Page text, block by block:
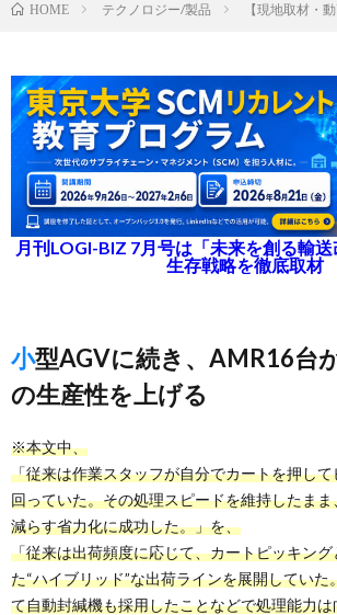
HOME テクノロジー/製品 【現地取材・
月刊LOGI-BIZ 7月号は「未来を創る輸
生存戦略を徹底取材
小型AGVに続き、AMR16台がピッキング
の生産性を上げる
※本文中、
「従来は作業スタッフが自分でカートを押し
回っていた。その処理スピードを維持したま
減らす省力化に成功した。」を、
「従来は出荷頻度に応じて、カートピッキン
た“ハイブリッド”な出荷ラインを展開してい
て自動封緘機も採用したことなどで処理能力